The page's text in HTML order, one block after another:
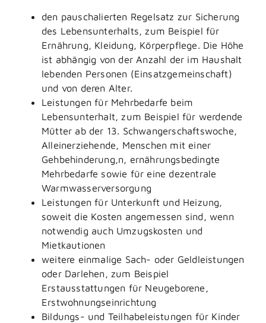
den pauschalierten Regelsatz zur Sicherung
des Lebensunterhalts, zum Beispiel für
Ernährung, Kleidung, Körperpflege. Die Höhe
ist abhängig von der Anzahl der im Haushalt
lebenden Personen (Einsatzgemeinschaft)
und von deren Alter.
Leistungen für Mehrbedarfe beim
Lebensunterhalt, zum Beispiel für werdende
Mütter ab der 13. Schwangerschaftswoche,
Alleinerziehende, Menschen mit einer
Gehbehinderung,n, ernährungsbedingte
Mehrbedarfe sowie für eine dezentrale
Warmwasserversorgung
Leistungen für Unterkunft und Heizung,
soweit die Kosten angemessen sind , wenn
notwendig auch Umzugskosten und
Mietkautionen
weitere einmalige Sach- oder Geldleistungen
oder Darlehen , zum Beispiel
Erstausstattungen für Neugeborene,
Erstwohnungseinrichtung
Bildungs- und Teilhabeleistungen für Kinder